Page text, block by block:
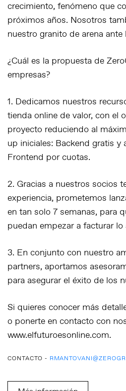
crecimiento, fenómeno que
próximos años. Nosotros
nuestro granito de arena
¿Cuál es la propuesta de
empresas?
1. Dedicamos nuestros
tienda online de valor, con el
proyecto reduciendo al
up iniciales: Backend gratis y
Frontend por cuotas.
2. Gracias a nuestros socios
experiencia, prometemos
en tan solo 7 semanas, para
puedan empezar a facturar
3. En conjunto con nuestro
partners, aportamos
para asegurar el éxito de los
Si quieres conocer más
o ponerte en contacto con
www.elfuturoesonline.com.
CONTACTO -